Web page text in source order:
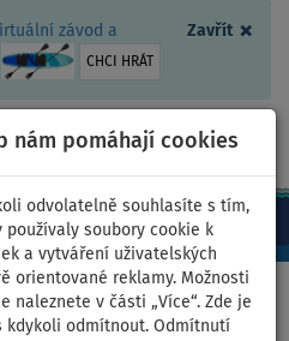
Zavřít ×
závod a
CHCI HRÁT
nám pomáhají cookies
odvolatelně souhlasíte s tím,
soubory cookie k
a vytváření uživatelských
orientované reklamy. Možnosti
naleznete v části „Více“. Zde je
kdykoli odmítnout. Odmítnutí
+420 467 409 090 0ks
>Malé univerzální